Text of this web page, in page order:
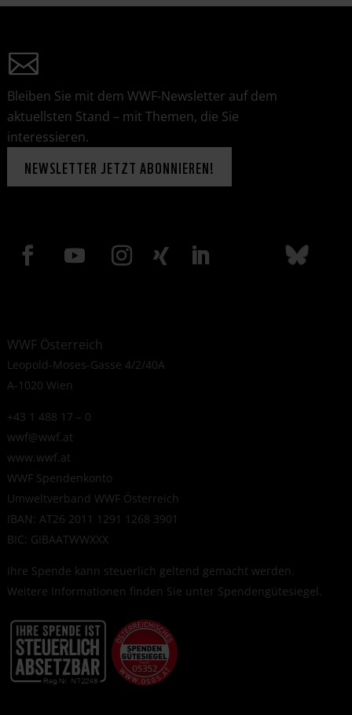
Bleiben Sie mit dem WWF-Newsletter auf dem
aktuellsten Stand – mit Themen, die Sie
interessieren.
NEWSLETTER JETZT ABONNIEREN!
WWF Österreich
Leopold-Moses-Gasse 4/2/40A
A-1020 Wien
+43 1 488 17 – 0
wwf@wwf.at
www.wwf.at
WWF Spendenkonto
Umweltverband WWF Österreich
IBAN: AT26 2011 1291 1268 3901
BIC: GIBAATWWXXX
Ihre Spende kann steuerlich geltend gemacht werden.
Weitere Informationen finden Sie unter Spendengütesiegel.